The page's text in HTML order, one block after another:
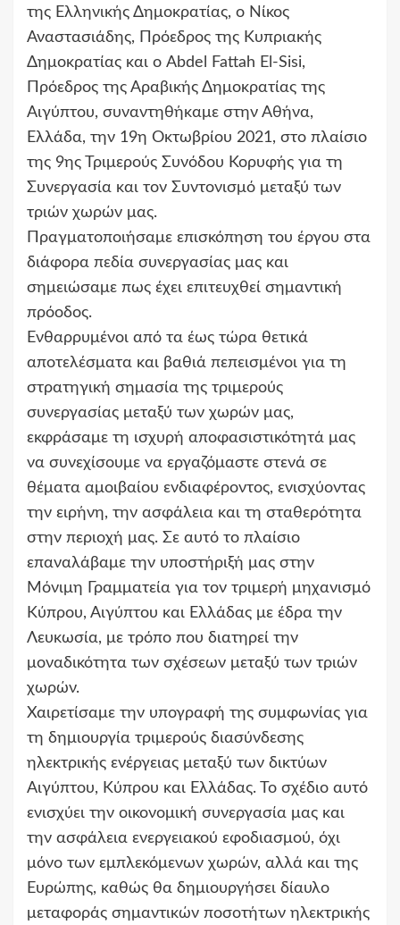
της Ελληνικής Δημοκρατίας, ο Νίκος
Αναστασιάδης, Πρόεδρος της Κυπριακής
Δημοκρατίας και ο Abdel Fattah El-Sisi,
Πρόεδρος της Αραβικής Δημοκρατίας της
Αιγύπτου, συναντηθήκαμε στην Αθήνα,
Ελλάδα, την 19η Οκτωβρίου 2021, στο πλαίσιο
της 9ης Τριμερούς Συνόδου Κορυφής για τη
Συνεργασία και τον Συντονισμό μεταξύ των
τριών χωρών μας.
Πραγματοποιήσαμε επισκόπηση του έργου στα
διάφορα πεδία συνεργασίας μας και
σημειώσαμε πως έχει επιτευχθεί σημαντική
πρόοδος.
Ενθαρρυμένοι από τα έως τώρα θετικά
αποτελέσματα και βαθιά πεπεισμένοι για τη
στρατηγική σημασία της τριμερούς
συνεργασίας μεταξύ των χωρών μας,
εκφράσαμε τη ισχυρή αποφασιστικότητά μας
να συνεχίσουμε να εργαζόμαστε στενά σε
θέματα αμοιβαίου ενδιαφέροντος, ενισχύοντας
την ειρήνη, την ασφάλεια και τη σταθερότητα
στην περιοχή μας. Σε αυτό το πλαίσιο
επαναλάβαμε την υποστήριξή μας στην
Μόνιμη Γραμματεία για τον τριμερή μηχανισμό
Κύπρου, Αιγύπτου και Ελλάδας με έδρα την
Λευκωσία, με τρόπο που διατηρεί την
μοναδικότητα των σχέσεων μεταξύ των τριών
χωρών.
Χαιρετίσαμε την υπογραφή της συμφωνίας για
τη δημιουργία τριμερούς διασύνδεσης
ηλεκτρικής ενέργειας μεταξύ των δικτύων
Αιγύπτου, Κύπρου και Ελλάδας. Το σχέδιο αυτό
ενισχύει την οικονομική συνεργασία μας και
την ασφάλεια ενεργειακού εφοδιασμού, όχι
μόνο των εμπλεκόμενων χωρών, αλλά και της
Ευρώπης, καθώς θα δημιουργήσει δίαυλο
μεταφοράς σημαντικών ποσοτήτων ηλεκτρικής